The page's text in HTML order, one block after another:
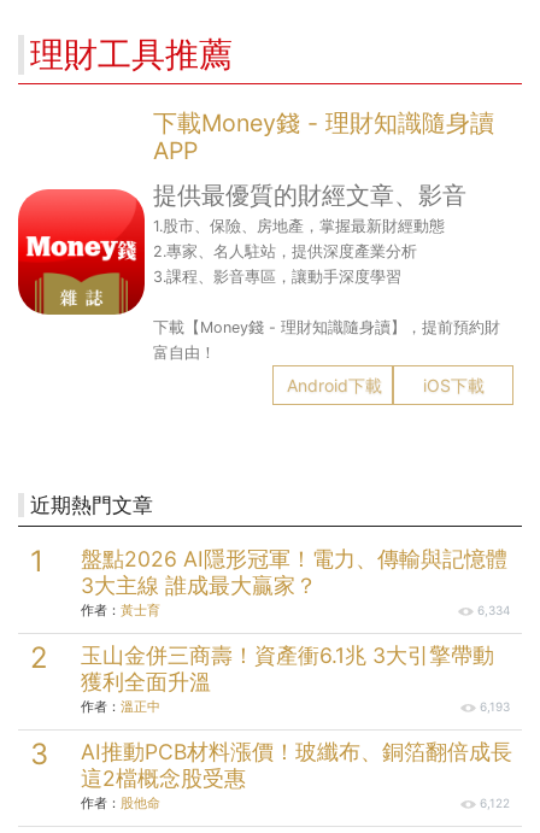
理財工具推薦
下載Money錢 - 理財知識隨身讀
APP
提供最優質的財經文章、影音
1.股市、保險、房地產，掌握最新財經動態
2.專家、名人駐站，提供深度產業分析
3.課程、影音專區，讓動手深度學習
下載【Money錢 - 理財知識隨身讀】，提前預約財
富自由！
Android下載 iOS下載
近期熱門文章
盤點2026 AI隱形冠軍！電力、傳輸與記憶體
3大主線 誰成最大贏家？
作者： 黃士育 6,334
玉山金併三商壽！資產衝6.1兆 3大引擎帶動
獲利全面升溫
作者： 溫正中 6,193
AI推動PCB材料漲價！玻纖布、銅箔翻倍成長
這2檔概念股受惠
作者： 股他命 6,122